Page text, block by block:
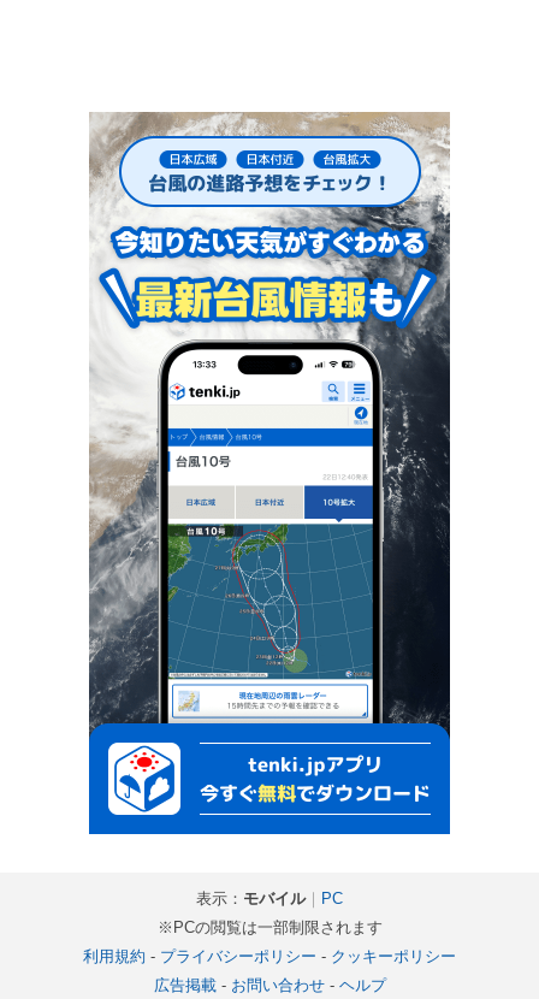
表示： モバイル｜ PC
※PCの閲覧は一部制限されます
利用規約 - プライバシーポリシー - クッキーポリシー
広告掲載- お問い合わせ- ヘルプ